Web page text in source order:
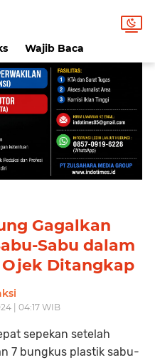
Wajib Baca
Gagalkan
Sabu dalam
Ditangkap
| 04:17 WIB
sepekan setelah
7 bungkus plastik sabu-